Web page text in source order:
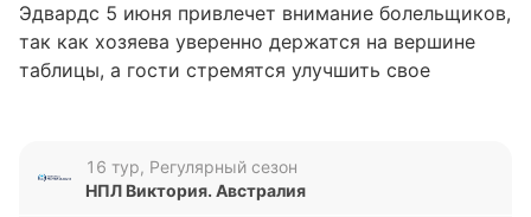
Эдвардс 5 июня привлечет внимание болельщиков,
так как хозяева уверенно держатся на вершине
таблицы, а гости стремятся улучшить свое
этом туре.16 тур, Регулярный сезон
НПЛ Виктория. Австралия